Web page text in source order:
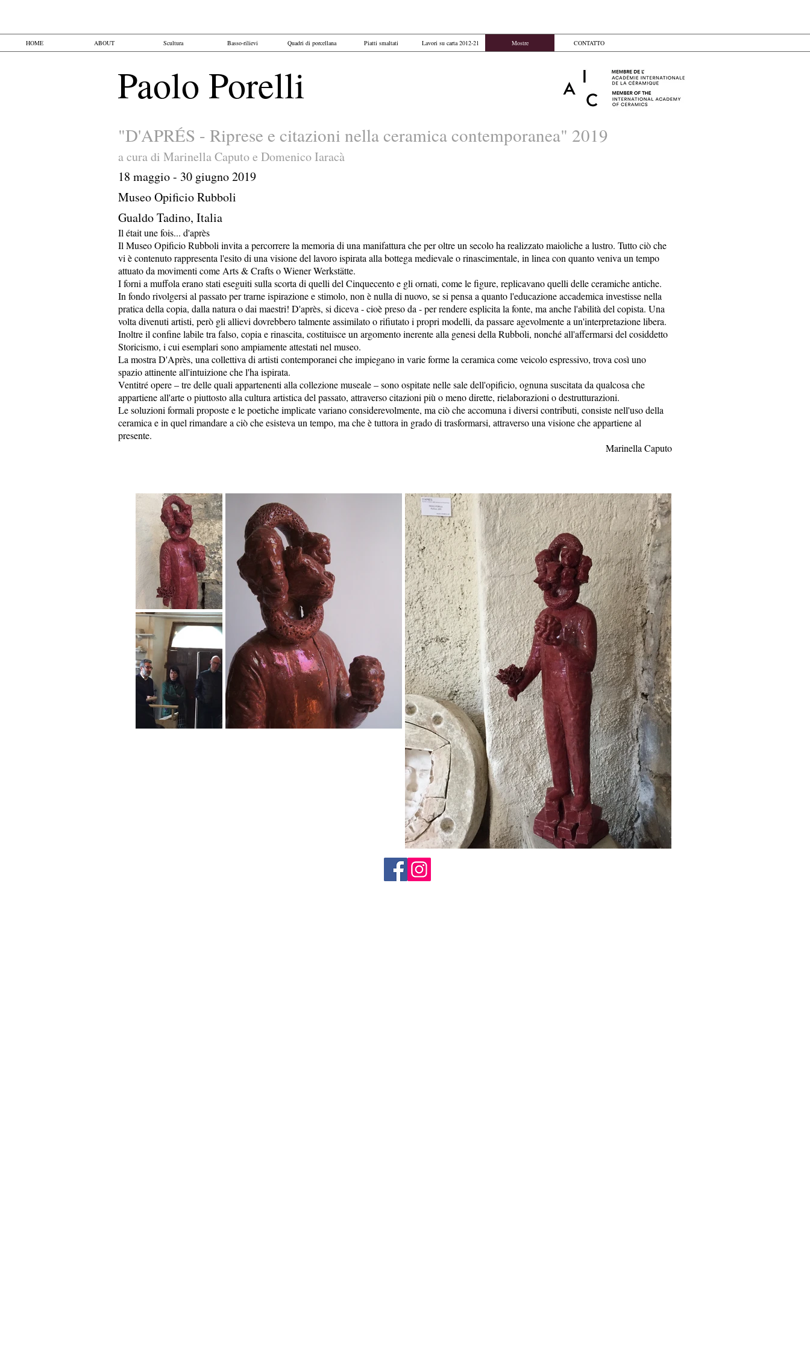
HOME ABOUT Scultura Basso-rilievi Quadri di porcellana Piatti smaltati Lavori su carta 2012-21 Mostre CONTATTO
Paolo Porelli
"D'APRÉS - Riprese e citazioni nella ceramica contemporanea" 2019
a cura di Marinella Caputo e Domenico Iaracà
18 maggio - 30 giugno 2019
Museo Opificio Rubboli
Gualdo Tadino, Italia
Il était une fois... d'après
Il Museo Opificio Rubboli invita a percorrere la memoria di una manifattura che per oltre un secolo ha realizzato maioliche a lustro. Tutto ciò che
vi è contenuto rappresenta l'esito di una visione del lavoro ispirata alla bottega medievale o rinascimentale, in linea con quanto veniva un tempo
attuato da movimenti come Arts & Crafts o Wiener Werkstätte.
I forni a muffola erano stati eseguiti sulla scorta di quelli del Cinquecento e gli ornati, come le figure, replicavano quelli delle ceramiche antiche.
In fondo rivolgersi al passato per trarne ispirazione e stimolo, non è nulla di nuovo, se si pensa a quanto l'educazione accademica investisse nella
pratica della copia, dalla natura o dai maestri! D'après, si diceva - cioè preso da - per rendere esplicita la fonte, ma anche l'abilità del copista. Una
volta divenuti artisti, però gli allievi dovrebbero talmente assimilato o rifiutato i propri modelli, da passare agevolmente a un'interpretazione libera.
Inoltre il confine labile tra falso, copia e rinascita, costituisce un argomento inerente alla genesi della Rubboli, nonché all'affermarsi del cosiddetto
Storicismo, i cui esemplari sono ampiamente attestati nel museo.
La mostra D'Après, una collettiva di artisti contemporanei che impiegano in varie forme la ceramica come veicolo espressivo, trova così uno
spazio attinente all'intuizione che l'ha ispirata.
Ventitré opere – tre delle quali appartenenti alla collezione museale – sono ospitate nelle sale dell'opificio, ognuna suscitata da qualcosa che
appartiene all'arte o piuttosto alla cultura artistica del passato, attraverso citazioni più o meno dirette, rielaborazioni o destrutturazioni.
Le soluzioni formali proposte e le poetiche implicate variano considerevolmente, ma ciò che accomuna i diversi contributi, consiste nell'uso della
ceramica e in quel rimandare a ciò che esisteva un tempo, ma che è tuttora in grado di trasformarsi, attraverso una visione che appartiene al
presente.
Marinella Caputo